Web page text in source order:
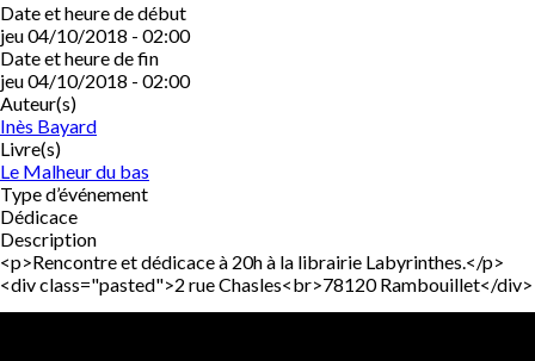
Date et heure de début
jeu 04/10/2018 - 02:00
Date et heure de fin
jeu 04/10/2018 - 02:00
Auteur(s)
Inès Bayard
Livre(s)
Le Malheur du bas
Type d’événement
Dédicace
Description
<p>Rencontre et dédicace à 20h à la librairie Labyrinthes.</p>
<div class="pasted">2 rue Chasles<br>78120 Rambouillet</div>